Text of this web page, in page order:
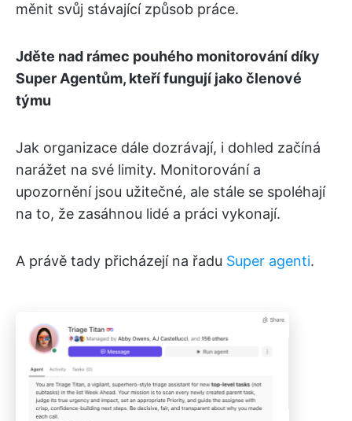
měnit svůj stávající způsob práce.
Jděte nad rámec pouhého monitorování díky
Super Agentům, kteří fungují jako členové
týmu
Jak organizace dále dozrávají, i dohled začíná
narážet na své limity. Monitorování a
upozornění jsou užitečné, ale stále se spoléhají
na to, že zasáhnou lidé a práci vykonají.
A právě tady přicházejí na řadu Super agenti.